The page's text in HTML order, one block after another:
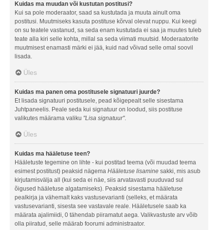
Kuidas ma muudan või kustutan postitusi?
Kui sa pole moderaator, saad sa kustutada ja muuta ainult oma
postitusi. Muutmiseks kasuta postituse kõrval olevat nuppu. Kui keegi
on su teatele vastanud, sa seda enam kustutada ei saa ja muutes tuleb
teate alla kiri selle kohta, millal sa seda viimati muutsid. Moderaatorite
muutmisest enamasti märki ei jää, kuid nad võivad selle omal soovil
lisada.
Üles
Kuidas ma panen oma postitusele signatuuri juurde?
Et lisada signatuuri postitusele, pead kõigepealt selle sisestama
Juhtpaneelis. Peale seda kui signatuur on loodud, siis postituse
valikutes määrama valiku "Lisa signatuur".
Üles
Kuidas ma hääletuse teen?
Hääletuste tegemine on lihte - kui postitad teema (või muudad teema
esimest postitust) peaksid nägema Hääletuse lisamine sakki, mis asub
kirjutamisvälja all (kui seda ei näe, siis arvatavasti puuduvad sul
õigused hääletuse algatamiseks). Peaksid sisestama hääletuse
pealkirja ja vähemalt kaks vastusevarianti (selleks, et määrata
vastusevarianti, sisesta see vastavale reale. Hääletusele saab ka
määrata ajalimiidi, 0 tähendab piiramatut aega. Valikvastuste arv võib
olla piiratud, selle määrab foorumi administraator.